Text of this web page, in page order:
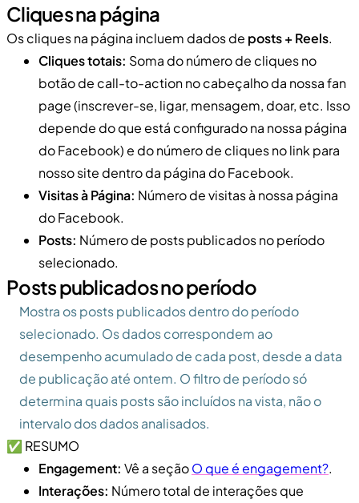
Cliques na página
Os cliques na página incluem dados de posts + Reels.
Cliques totais: Soma do número de cliques no
botão de call-to-action no cabeçalho da nossa fan
page (inscrever-se, ligar, mensagem, doar, etc. Isso
depende do que está configurado na nossa página
do Facebook) e do número de cliques no link para
nosso site dentro da página do Facebook.
Visitas à Página: Número de visitas à nossa página
do Facebook.
Posts: Número de posts publicados no período
selecionado.
Posts publicados no período
Mostra os posts publicados dentro do período
selecionado. Os dados correspondem ao
desempenho acumulado de cada post, desde a data
de publicação até ontem. O filtro de período só
determina quais posts são incluídos na vista, não o
intervalo dos dados analisados.
✅ RESUMO
Engagement: Vê a seçãoO que é engagement?.
Interações: Número total de interações que